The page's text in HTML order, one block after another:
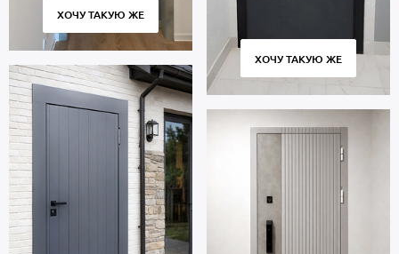
ХОЧУ ТАКУЮ ЖЕ
ХОЧУ ТАКУЮ ЖЕ